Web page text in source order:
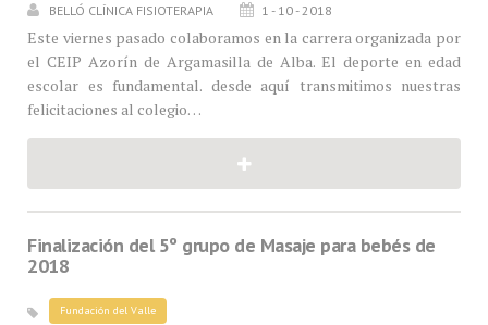
BELLÓ CLÍNICA FISIOTERAPIA 1 - 10 - 2018
Este viernes pasado colaboramos en la carrera organizada por
el CEIP Azorín de Argamasilla de Alba. El deporte en edad
escolar es fundamental. desde aquí transmitimos nuestras
felicitaciones al colegio…
Finalización del 5º grupo de Masaje para bebés de
2018
Fundación del Valle